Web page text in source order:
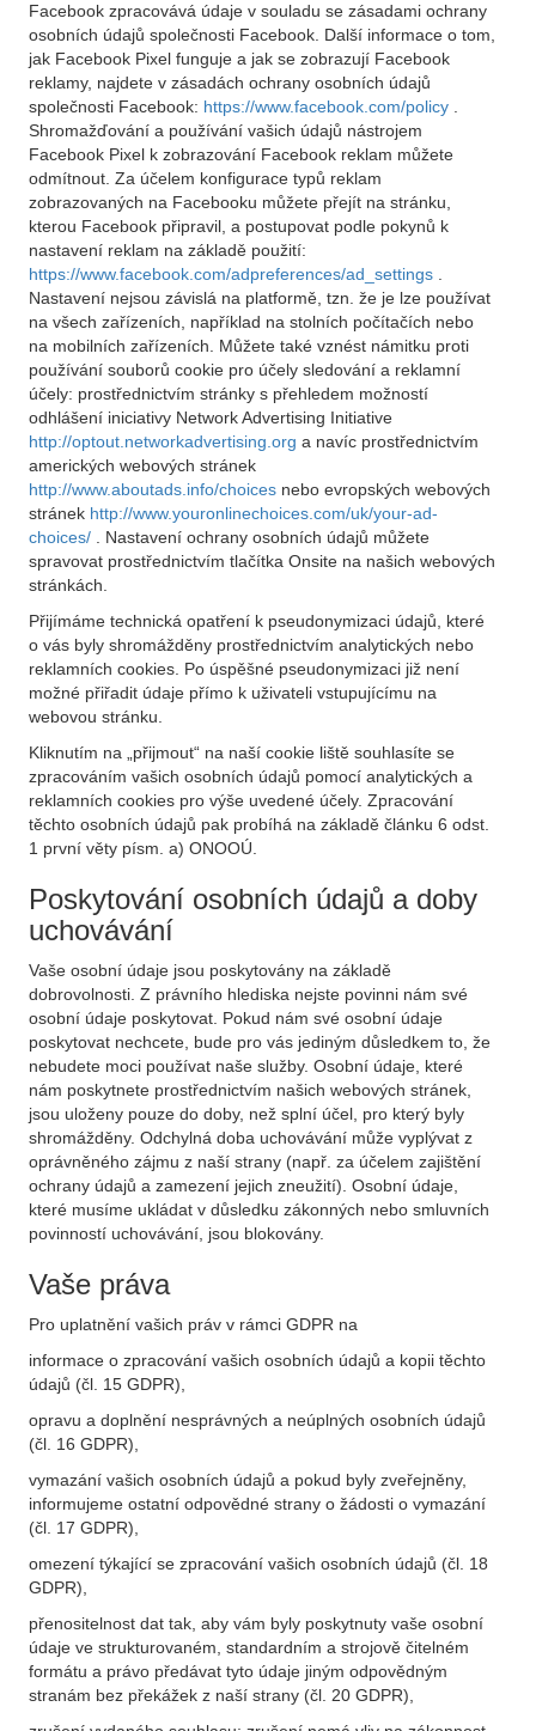
Facebook zpracovává údaje v souladu se zásadami ochrany
osobních údajů společnosti Facebook. Další informace o tom,
jak Facebook Pixel funguje a jak se zobrazují Facebook
reklamy, najdete v zásadách ochrany osobních údajů
společnosti Facebook: https://www.facebook.com/policy
Shromažďování a používání vašich údajů nástrojem
Facebook Pixel k zobrazování Facebook reklam můžete
odmítnout. Za účelem konfigurace typů reklam
zobrazovaných na Facebooku můžete přejít na stránku,
kterou Facebook připravil, a postupovat podle pokynů k
nastavení reklam na základě použití:
https://www.facebook.com/adpreferences/ad_settings
Nastavení nejsou závislá na platformě, tzn. že je lze používat
na všech zařízeních, například na stolních počítačích nebo
na mobilních zařízeních. Můžete také vznést námitku proti
používání souborů cookie pro účely sledování a reklamní
účely: prostřednictvím stránky s přehledem možností
odhlášení iniciativy Network Advertising Initiative
http://optout.networkadvertising.org a navíc prostřednictvím
amerických webových stránek
http://www.aboutads.info/choices nebo evropských webových
stránek http://www.youronlinechoices.com/uk/your-ad-
choices/
. Nastavení ochrany osobních údajů můžete
spravovat prostřednictvím tlačítka Onsite na našich webových
stránkách.
Přijímáme technická opatření k pseudonymizaci údajů, které
o vás byly shromážděny prostřednictvím analytických nebo
reklamních cookies. Po úspěšné pseudonymizaci již není
možné přiřadit údaje přímo k uživateli vstupujícímu na
webovou stránku.
Kliknutím na „přijmout“ na naší cookie liště souhlasíte se
zpracováním vašich osobních údajů pomocí analytických a
reklamních cookies pro výše uvedené účely. Zpracování
těchto osobních údajů pak probíhá na základě článku 6 odst.
1 první věty písm. a) ONOOÚ.
Poskytování osobních údajů a doby
uchovávání
Vaše osobní údaje jsou poskytovány na základě
dobrovolnosti. Z právního hlediska nejste povinni nám své
osobní údaje poskytovat. Pokud nám své osobní údaje
poskytovat nechcete, bude pro vás jediným důsledkem to, že
nebudete moci používat naše služby. Osobní údaje, které
nám poskytnete prostřednictvím našich webových stránek,
jsou uloženy pouze do doby, než splní účel, pro který byly
shromážděny. Odchylná doba uchovávání může vyplývat z
oprávněného zájmu z naší strany (např. za účelem zajištění
ochrany údajů a zamezení jejich zneužití). Osobní údaje,
které musíme ukládat v důsledku zákonných nebo smluvních
povinností uchovávání, jsou blokovány.
Vaše práva
Pro uplatnění vašich práv v rámci GDPR na
informace o zpracování vašich osobních údajů a kopii těchto
údajů (čl. 15 GDPR),
opravu a doplnění nesprávných a neúplných osobních údajů
(čl. 16 GDPR),
vymazání vašich osobních údajů a pokud byly zveřejněny,
informujeme ostatní odpovědné strany o žádosti o vymazání
(čl. 17 GDPR),
omezení týkající se zpracování vašich osobních údajů (čl. 18
GDPR),
přenositelnost dat tak, aby vám byly poskytnuty vaše osobní
údaje ve strukturovaném, standardním a strojově čitelném
formátu a právo předávat tyto údaje jiným odpovědným
stranám bez překážek z naší strany (čl. 20 GDPR),